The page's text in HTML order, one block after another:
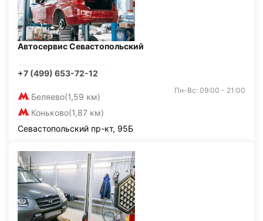
Автосервис Севастопольский
+7 (499) 653-72-12
Беляево(1,59 км)
Коньково(1,87 км)
Пн-Вс: 09:00 - 21:00
Севастопольский пр-кт, 95Б